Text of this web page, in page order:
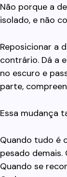
Não porque a
isolado, e não
Reposicionar a
contrário. Dá a
no escuro e
parte,
Essa mudança
Quando tudo é
pesado
Quando se